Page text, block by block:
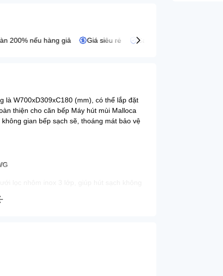
Bếp kết hợp hút
200% nếu hàng giả Giá siêu rẻ Cam kết hàng chính hãng.
là W700xD309xC180 (mm), có thể lắp đặt
thiện cho căn bếp Máy hút mùi Malloca
gian bếp sạch sẽ, thoáng mát bảo vệ
trọng và đẹp mắt, máy được gắn áp